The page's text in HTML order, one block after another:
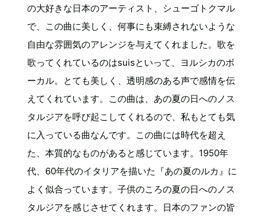
の大好きな日本のアーティスト、シューゴトクマル
で、この曲に美しく、何事にも束縛されないような
自由な雰囲気のアレンジを与えてくれました。歌を
歌ってくれているのはsuisといって、ヨルシカのボ
ーカル。とても美しく、透明感のある声で感情を伝
えてくれています。この曲は、あの夏の日へのノス
タルジアを呼び起こしてくれるので、私もとても気
に入っている曲なんです。この曲には時代を超え
た、本質的なものがあると感じています。1950年
代、60年代のイタリアを描いた『あの夏のルカ』に
よく似合っています。子供のころの夏の日へのノス
タルジアを感じさせてくれます。日本のファンの皆